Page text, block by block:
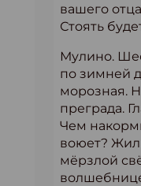
вашего
Стоять
Мулино.
по зимней
морозная.
преграда.
Чем
воюет?
мёрзлой